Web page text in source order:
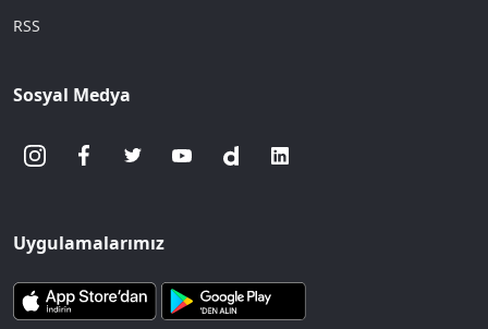
RSS
Sosyal Medya
Uygulamalarımız